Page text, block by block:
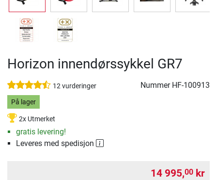
Horizon innendørssykkel GR7
12 vurderinger Nummer HF-100913
På lager
2x Utmerket
gratis levering!
Leveres med spedisjon
14 995,00 kr